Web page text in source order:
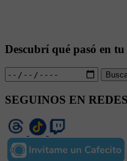
Descubrí qué pasó en
SEGUINOS EN